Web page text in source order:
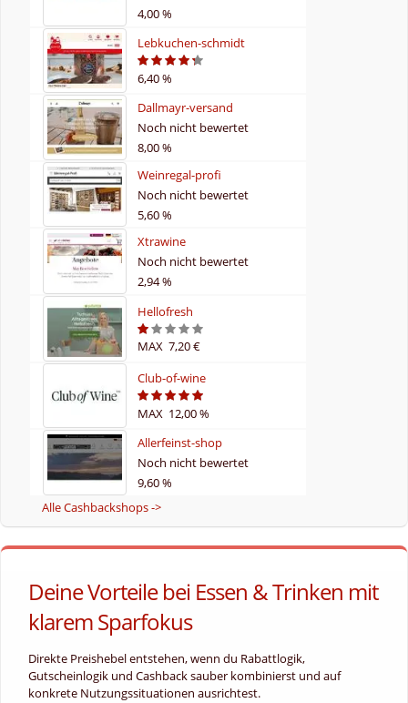
4,00 %
Lebkuchen-schmidt
4.2
6,40 %
Dallmayr-versand
Noch nicht bewertet
8,00 %
Weinregal-profi
Noch nicht bewertet
5,60 %
Xtrawine
Noch nicht bewertet
2,94 %
Hellofresh
1
MAX 7,20 €
Club-of-wine
5
MAX 12,00 %
Allerfeinst-shop
Noch nicht bewertet
9,60 %
Alle Cashbackshops ->
Deine Vorteile bei Essen & Trinken mit
klarem Sparfokus
Direkte Preishebel entstehen, wenn du Rabattlogik,
Gutscheinlogik und Cashback sauber kombinierst und auf
konkrete Nutzungssituationen ausrichtest.